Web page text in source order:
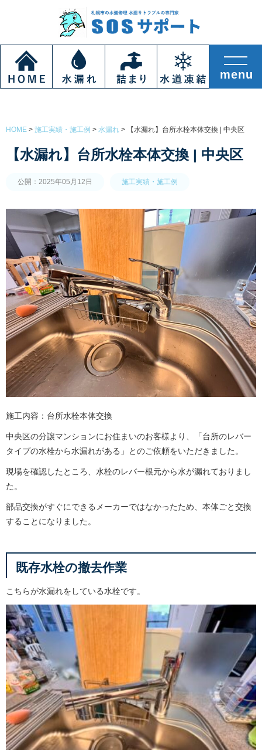
HOME > 施工実績・施工例 > 水漏れ > 【水漏れ】台所水栓本体交換 | 中央区
【水漏れ】台所水栓本体交換 | 中央区
公開：2025年05月12日 施工実績・施工例
施工内容：台所水栓本体交換
中央区の分譲マンションにお住まいのお客様より、「台所のレバー
タイプの水栓から水漏れがある」とのご依頼をいただきました。
現場を確認したところ、水栓のレバー根元から水が漏れておりまし
た。
部品交換がすぐにできるメーカーではなかったため、本体ごと交換
することになりました。
既存水栓の撤去作業
こちらが水漏れをしている水栓です。